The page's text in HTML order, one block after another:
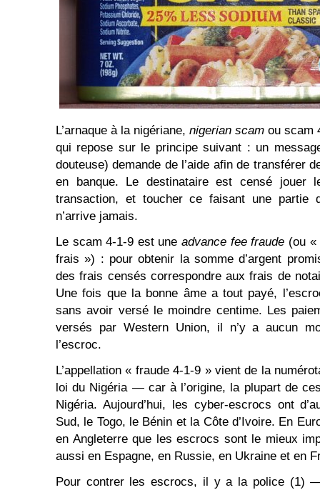
L’arnaque à la nigériane, nigerian scam ou scam
qui repose sur le principe suivant : un
douteuse) demande de l’aide afin de transférer
en banque. Le destinataire est censé jouer
transaction, et toucher ce faisant une partie
n’arrive jamais.
Le scam 4-1-9 est uneadvance fee fraude (ou «
frais ») : pour obtenir la somme d’argent
des frais censés correspondre aux frais de
Une fois que la bonne âme a tout payé,
sans avoir versé le moindre centime. Les
versés par Western Union, il n’y a aucun
l’escroc.
L’appellation « fraude 4-1-9 » vient de la
loi du Nigéria — car à l’origine, la plupart de
Nigéria. Aujourd’hui, les cyber-escrocs ont
Sud, le Togo, le Bénin et la Côte d’Ivoire. En
en Angleterre que les escrocs sont le mieux
aussi en Espagne, en Russie, en Ukraine et en
Pour contrer les escrocs, il y a la police (1)